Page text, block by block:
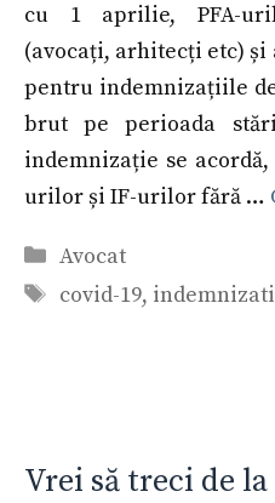
cu 1 aprilie, PFA-
(avocați, arhitecți etc)
pentru indemnizațiile
brut pe perioada
indemnizație se
urilor și IF-urilor fără …
Categorii
Avocat
Etichete
covid-19,
Vrei să treci de